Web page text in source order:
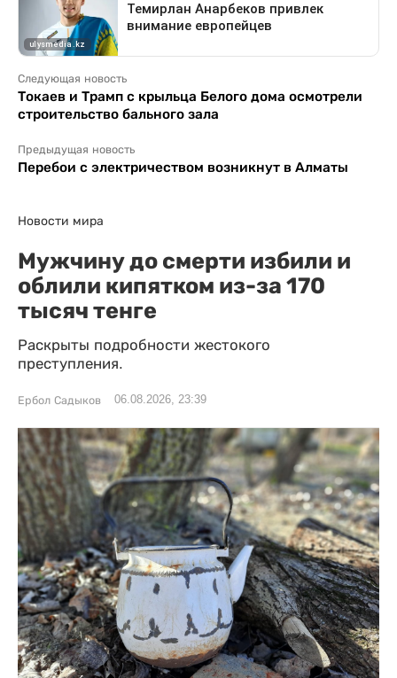
Следующая новость
Токаев и Трамп с крыльца Белого дома осмотрели
строительство бального зала
Предыдущая новость
Перебои с электричеством возникнут в Алматы
Новости мира
Мужчину до смерти избили и
облили кипятком из-за 170
тысяч тенге
Раскрыты подробности жестокого
преступления.
Ербол Садыков 06.08.2026, 23:39